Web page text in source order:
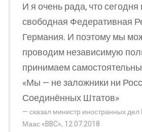
И я очень рада, что
свободная Федеративная
Германия. И поэтому мы
проводим независимую
принимаем
«Мы — не заложники ни
Соединённых Штатов»
сказал министр иностранных
Маас «BBC», 12.07.2018